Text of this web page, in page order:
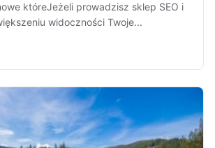
któreJeżeli prowadzisz sklep SEO i
widoczności Twoje...